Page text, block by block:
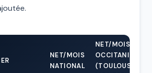
NET/MOIS
NATIONAL
NET/MOIS
OCCITANIE
(TOULOUSE /